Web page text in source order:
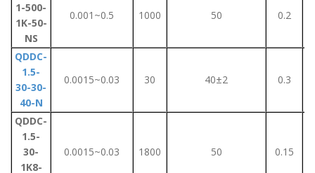
1-500-
1K-50-
NS
0.001~0.5 1000 50 0.2
QDDC-
1.5-
30-30-
40-N
0.0015~0.03 30 40±2 0.3
QDDC-
1.5-
30-
1K8-
0.0015~0.03 1800 50 0.15